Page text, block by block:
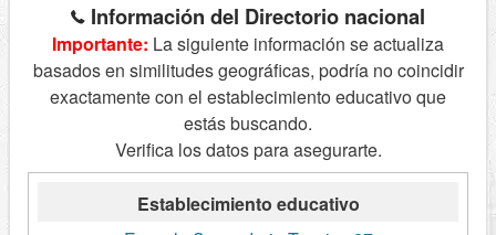
Información del Directorio nacional
Importante: La siguiente información se actualiza
basados en similitudes geográficas, podría no coincidir
exactamente con el establecimiento educativo que
estás buscando.
Verifica los datos para asegurarte.
Establecimiento educativo